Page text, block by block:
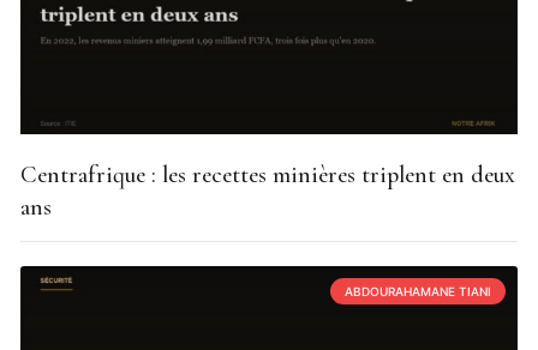
Centrafrique : les recettes minières triplent en deux
ans
ABDOURAHAMANE TIANI